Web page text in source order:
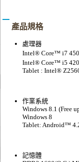
產品規格
處理器
Intel® Core™ i7
Intel® Core™ i5
Tablet : Intel®
作業系統
Windows 8.1 (Free
Windows 8
Tablet: Android™
記憶體